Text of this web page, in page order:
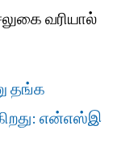
வரியால்
தங்க
என்எஸ்இ